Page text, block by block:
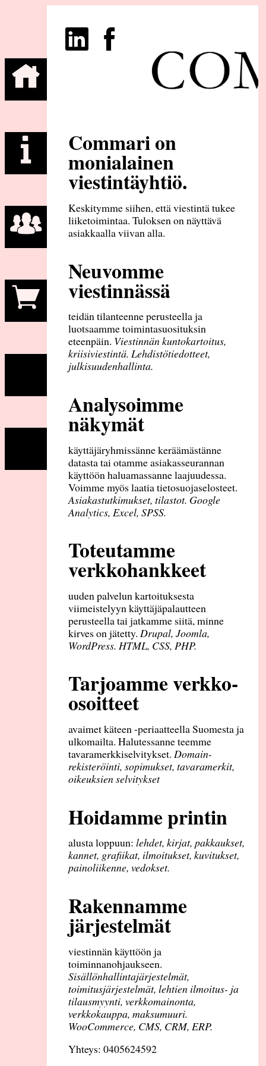
Commari on
monialainen
viestintäyhtiö.
Keskitymme siihen, että viestintä tukee
liiketoimintaa. Tuloksen on näyttävä
asiakkaalla viivan alla.
Neuvomme
viestinnässä
teidän tilanteenne perusteella ja
luotsaamme toimintasuosituksin
eteenpäin. Viestinnän kuntokartoitus,
kriisiviestintä. Lehdistötiedotteet,
julkisuudenhallinta.
Analysoimme
näkymät
käyttäjäryhmissänne keräämästänne
datasta tai otamme asiakasseurannan
käyttöön haluamassanne laajuudessa.
Voimme myös laatia tietosuojaselosteet.
Asiakastutkimukset, tilastot. Google
Analytics, Excel, SPSS.
Toteutamme
verkkohankkeet
uuden palvelun kartoituksesta
viimeistelyyn käyttäjäpalautteen
perusteella tai jatkamme siitä, minne
kirves on jätetty. Drupal, Joomla,
WordPress. HTML, CSS, PHP.
Tarjoamme verkko-
osoitteet
avaimet käteen -periaatteella Suomesta ja
ulkomailta. Halutessanne teemme
tavaramerkkiselvitykset. Domain-
rekisteröinti, sopimukset, tavaramerkit,
oikeuksien selvitykset
Hoidamme printin
alusta loppuun: lehdet, kirjat, pakkaukset,
kannet, grafiikat, ilmoitukset, kuvitukset,
painoliikenne, vedokset.
Rakennamme
järjestelmät
viestinnän käyttöön ja
toiminnanohjaukseen.
Sisällönhallintajärjestelmät,
toimitusjärjestelmät, lehtien ilmoitus- ja
tilausmyynti, verkkomainonta,
verkkokauppa, maksumuuri.
WooCommerce, CMS, CRM, ERP.
Yhteys: 0405624592